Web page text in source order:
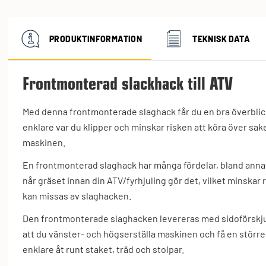
PRODUKTINFORMATION TEKNISK DATA
Frontmonterad slackhack till ATV
Med denna frontmonterade slaghack får du en bra
enklare var du klipper och minskar risken att köra över
maskinen.
En frontmonterad slaghack har många fördelar, bland
når gräset innan din ATV/fyrhjuling gör det, vilket minskar
kan missas av slaghacken.
Den frontmonterade slaghacken levereras med
att du vänster- och högserställa maskinen och få en
enklare åt runt staket, träd och stolpar.